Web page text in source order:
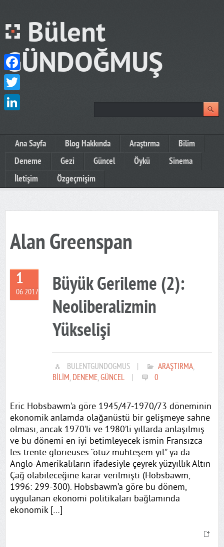
Bülent
GÜNDOĞMUŞ
Ana Sayfa Blog Hakkında Araştırma
Bilim
Deneme
Gezi Güncel Öykü
Sinema
İletişim
Özgeçmişim
Alan Greenspan
1
06 2017
Büyük Gerileme (2):
Neoliberalizmin
Yükselişi
BULENTGUNDOGMUS | ARAŞTIRMA,
BILIM,DENEME,GÜNCEL | 0
Eric Hobsbawm’a göre 1945/47-1970/73 döneminin
ekonomik anlamda olağanüstü bir gelişmeye sahne
olması, ancak 1970’li ve 1980’li yıllarda anlaşılmış
ve bu dönemi en iyi betimleyecek ismin Fransızca
les trente glorieuses “otuz muhteşem yıl” ya da
Anglo-Amerikalıların ifadesiyle çeyrek yüzyıllık Altın
Çağ olabileceğine karar verilmişti (Hobsbawm,
1996: 299-300). Hobsbawm’a göre bu dönem,
uygulanan ekonomi politikaları bağlamında
ekonomik […]
Facebook
Twitter